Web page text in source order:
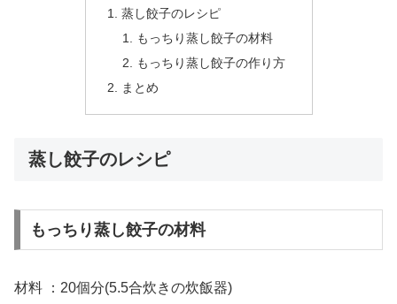
蒸し餃子のレシピ
もっちり蒸し餃子の材料
もっちり蒸し餃子の作り方
まとめ
蒸し餃子のレシピ
もっちり蒸し餃子の材料
材料 ：20個分(5.5合炊きの炊飯器)